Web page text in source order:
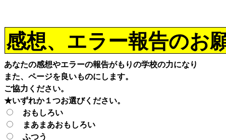
感想、エラー報告のお
あなたの感想やエラーの報告がもりの学校の力になり
また、ページを良いものにします。
ご協力ください。
★いずれか１つお選びください。
おもしろい
まあまあおもしろい
ふつう